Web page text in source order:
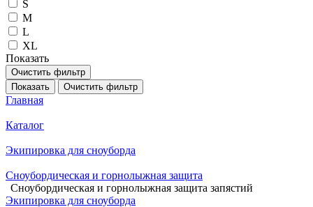
S
M
L
XL
Показать
Очистить фильтр
Показать
Очистить фильтр
Главная
Каталог
Экипировка для сноуборда
Сноубордическая и горнолыжная защита
Сноубордическая и горнолыжная защита запястий
Экипировка для сноуборда